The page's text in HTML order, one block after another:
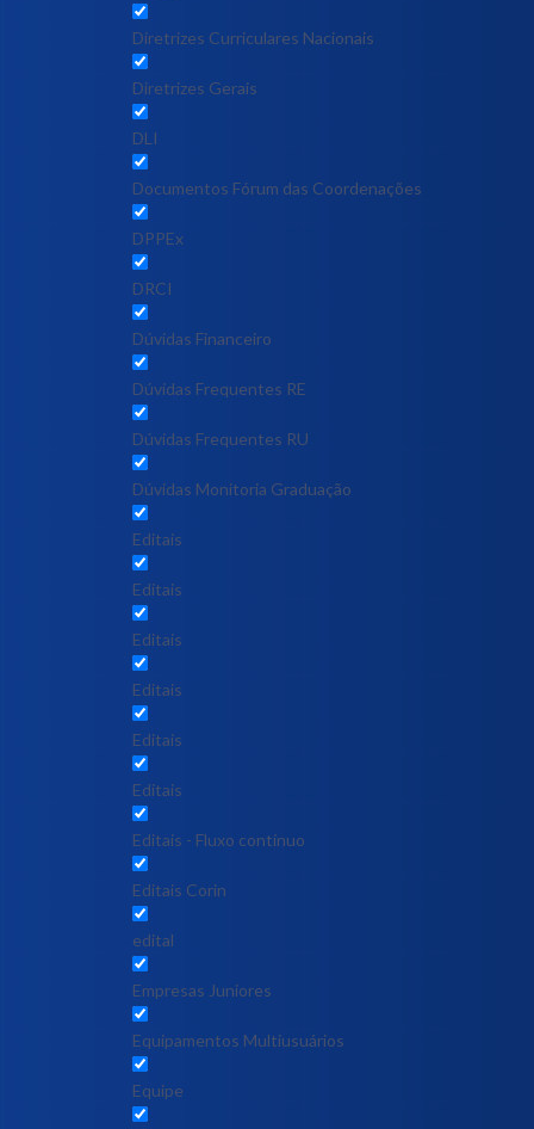
Diretrizes Curriculares Nacionais
Diretrizes Gerais
DLI
Documentos Fórum das Coordenações
DPPEx
DRCI
Dúvidas Financeiro
Dúvidas Frequentes RE
Dúvidas Frequentes RU
Dúvidas Monitoria Graduação
Editais
Editais
Editais
Editais
Editais
Editais
Editais - Fluxo contínuo
Editais Corin
edital
Empresas Juniores
Equipamentos Multiusuários
Equipe